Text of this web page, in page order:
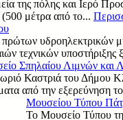
της πόλης και Ιερό
μέτρα από το...
υδροηλεκτρικών
τεχνικών
Σπηλαίου Λιμνών και
Καστριά του Δήμου
από την εξερεύνηση
Μουσείου Τύπου
Το Μουσείο Τύπου